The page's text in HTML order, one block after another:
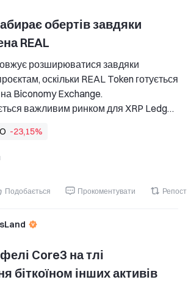
обертів завдяки
REAL
розширюватися завдяки
оскільки REAL Token готується
Biconomy Exchange.
важливим ринком для XRP Ledger
на Biconomy може розширити
-23,15%
Подобається Прокоментувати Репост
Core3 на тлі
біткоїном інших активів